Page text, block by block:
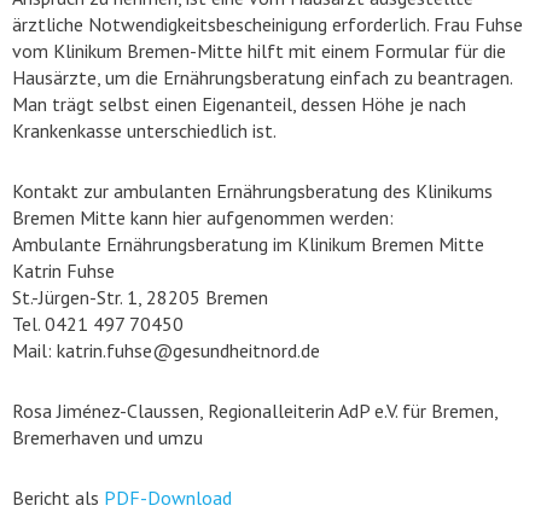
ärztliche Notwendigkeitsbescheinigung erforderlich. Frau Fuhse
vom Klinikum Bremen-Mitte hilft mit einem Formular für die
Hausärzte, um die Ernährungsberatung einfach zu beantragen.
Man trägt selbst einen Eigenanteil, dessen Höhe je nach
Krankenkasse unterschiedlich ist.
Kontakt zur ambulanten Ernährungsberatung des Klinikums
Bremen Mitte kann hier aufgenommen werden:
Ambulante Ernährungsberatung im Klinikum Bremen Mitte
Katrin Fuhse
St.-Jürgen-Str. 1, 28205 Bremen
Tel. 0421 497 70450
Mail: katrin.fuhse@gesundheitnord.de
Rosa Jiménez-Claussen, Regionalleiterin AdP e.V. für Bremen,
Bremerhaven und umzu
Bericht als PDF-Download